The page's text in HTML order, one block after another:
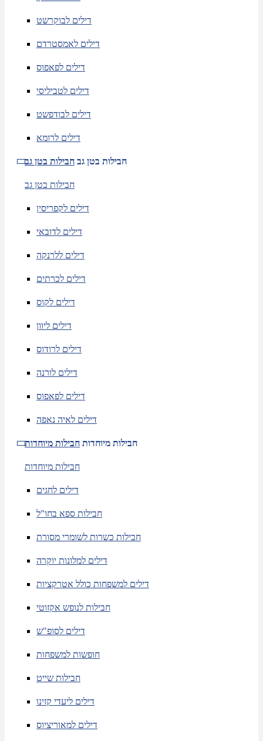
דילים לבוקרשט
דילים לאמסטרדם
דילים לפאפוס
דילים לטביליסי
דילים לבודפשט
דילים לרומא
חבילות בטן גב חבילות בטן גב
חבילות בטן גב
דילים לקפריסין
דילים לדובאי
דילים ללרנקה
דילים לכרתים
דילים לקוס
דילים ליוון
דילים לרודוס
דילים לורנה
דילים לפאפוס
דילים לאיה נאפה
חבילות מיוחדות חבילות מיוחדות
חבילות מיוחדות
דילים לחגים
חבילות ספא בחו"ל
חבילות כשרות לשומרי מסורת
דילים למלונות יוקרה
דילים למשפחות כולל אטרקציות
חבילות לנופש אקזוטי
דילים לסופ"ש
חופשות למשפחות
חבילות שייט
דילים ליעדי קזינו
דילים למאוריציוס